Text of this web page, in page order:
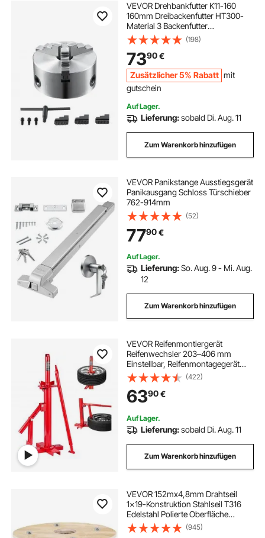
VEVOR Drehbankfutter K11-160
160mm Dreibackenfutter HT300-
Material 3 Backenfutter
Klemmbereich 3,5–160mm 3-
Backen, 20Cr, ≥53HRC φ45mm
Bohrung Spannfutter Drechselbank
Selbstzentrierend
(198)
7390€
Zusätzlicher 5% Rabatt mit
gutschein
Auf Lager.
Lieferung:sobald Di. Aug. 11
Zum Warenkorb hinzufügen
VEVOR Panikstange Ausstiegsgerät
Panikausgang Schloss Türschieber
762-914mm
(52)
7790€
Auf Lager.
Lieferung:So. Aug. 9 - Mi. Aug.
12
Zum Warenkorb hinzufügen
VEVOR Reifenmontiergerät
Reifenwechsler 203–406 mm
Einstellbar, Reifenmontagegerät
460x380x940 mm Montiereisen
Reifenmontiermaschine
Reifenwechseln zur Manuellen
Montage und Demontage
Reifenheber
(422)
6390€
Auf Lager.
Lieferung:sobald Di. Aug. 11
Zum Warenkorb hinzufügen
VEVOR 152mx4,8mm Drahtseil
1x19-Konstruktion Stahlseil T316
Edelstahl Polierte Oberfläche
Drahtkabel 1905,1kg Bruchfestigkeit
Edelstahlseil für Wäscheleinen
(945)